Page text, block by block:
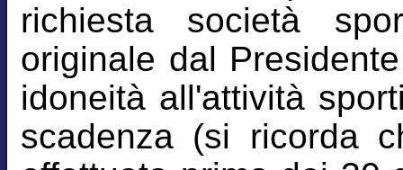
richiesta società
originale dal
idoneità all'attività
scadenza (si ricorda